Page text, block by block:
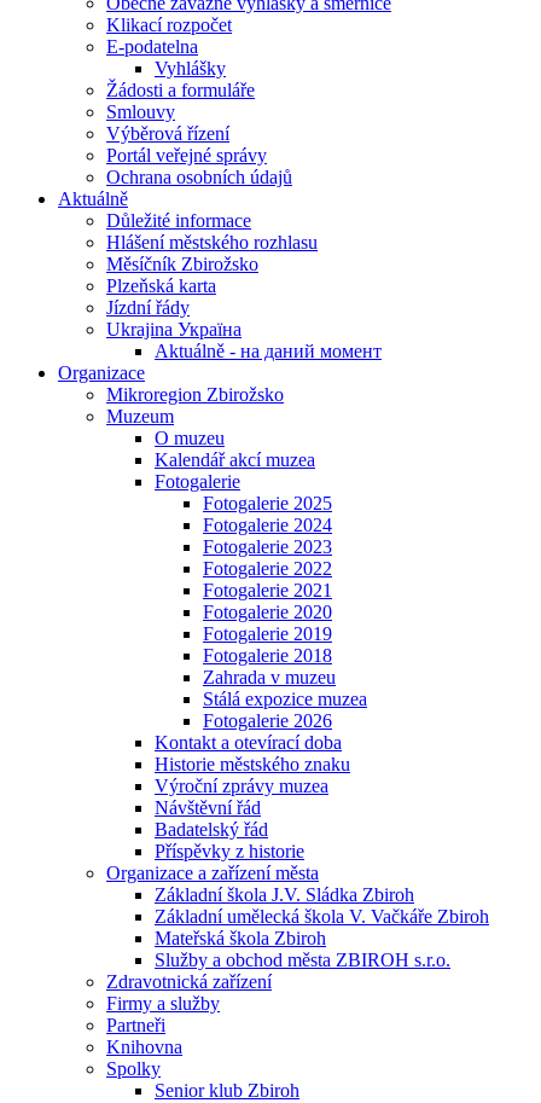
Klikací rozpočet
E-podatelna
Vyhlášky
Žádosti a formuláře
Smlouvy
Výběrová řízení
Portál veřejné správy
Ochrana osobních údajů
Aktuálně
Důležité informace
Hlášení městského rozhlasu
Měsíčník Zbirožsko
Plzeňská karta
Jízdní řády
Ukrajina Україна
Aktuálně - на даний момент
Organizace
Mikroregion Zbirožsko
Muzeum
O muzeu
Kalendář akcí muzea
Fotogalerie
Fotogalerie 2025
Fotogalerie 2024
Fotogalerie 2023
Fotogalerie 2022
Fotogalerie 2021
Fotogalerie 2020
Fotogalerie 2019
Fotogalerie 2018
Zahrada v muzeu
Stálá expozice muzea
Fotogalerie 2026
Kontakt a otevírací doba
Historie městského znaku
Výroční zprávy muzea
Návštěvní řád
Badatelský řád
Příspěvky z historie
Organizace a zařízení města
Základní škola J.V. Sládka Zbiroh
Základní umělecká škola V. Vačkáře Zbiroh
Mateřská škola Zbiroh
Služby a obchod města ZBIROH s.r.o.
Zdravotnická zařízení
Firmy a služby
Partneři
Knihovna
Spolky
Senior klub Zbiroh